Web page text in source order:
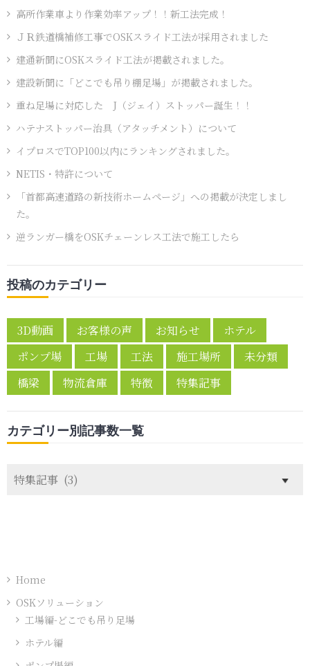
高所作業車より作業効率アップ！！新工法完成！
ＪＲ鉄道橋補修工事でOSKスライド工法が採用されました
建通新聞にOSKスライド工法が掲載されました。
建設新聞に「どこでも吊り棚足場」が掲載されました。
重ね足場に対応した J（ジェイ）ストッパー誕生！！
ハテナストッパー治具（アタッチメント）について
イプロスでTOP100以内にランキングされました。
NETIS・特許について
「首都高速道路の新技術ホームページ」への掲載が決定しまし
た。
逆ランガー橋をOSKチェーンレス工法で施工したら
投稿のカテゴリー
3D動画 お客様の声 お知らせ
ホテル
ポンプ場
工場 工法 施工場所
未分類
橋梁
物流倉庫 特徴 特集記事
カテゴリー別記事数一覧
記
数
Home
OSKソリューション
工場編-どこでも吊り足場
ホテル編